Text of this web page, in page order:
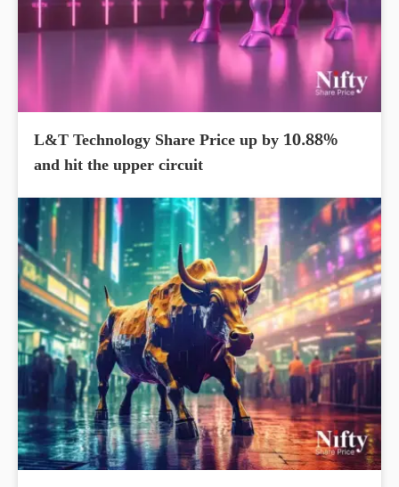
L&T Technology Share Price up by 10.88%
and hit the upper circuit